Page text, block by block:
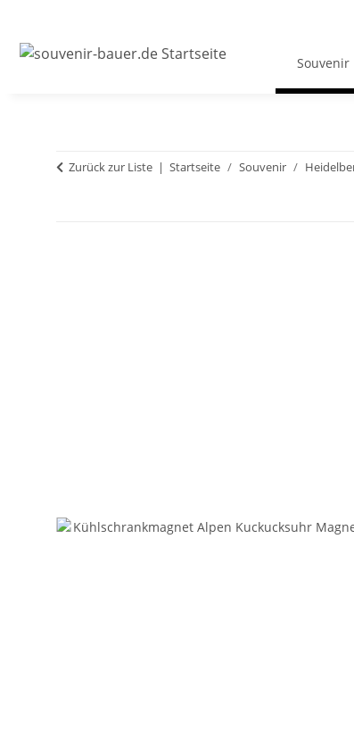
Souvenir
Zurück zur Liste Startseite Souvenir